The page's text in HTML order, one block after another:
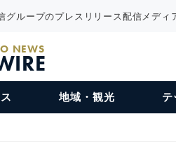
グループのプレスリリース配信メディ
NEWS
地域・観光 テ